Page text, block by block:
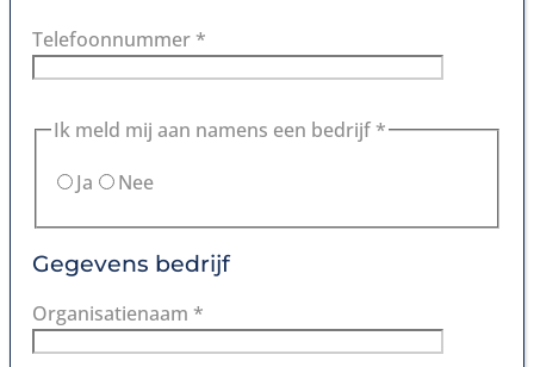
Telefoonnummer *
Ik meld mij aan namens een bedrijf *
Ja
Nee
Gegevens bedrijf
Organisatienaam *